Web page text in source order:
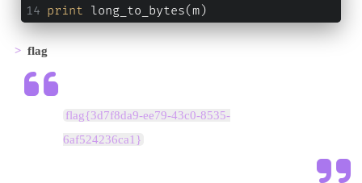
print long_to_bytes(m)
flag
flag{3d7f8da9-ee79-43c0-8535-
6af524236ca1}